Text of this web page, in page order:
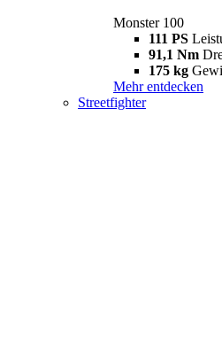
Monster 100
111 PS
91,1 Nm
175 kg
Mehr entdecken
Streetfighter